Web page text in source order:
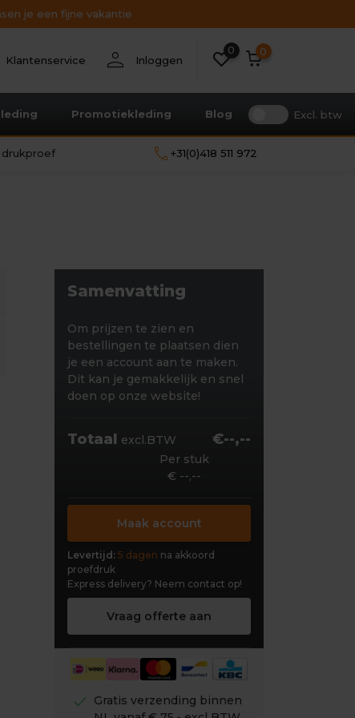
je een fijne vakantie
Klantenservice person Inloggen
0 0
Promotiekleding Blog Excl. btw
drukproef call +31(0)418 511 972
Samenvatting
Om prijzen te zien en
bestellingen te plaatsen dien
je een account aan te maken.
Dit kan je gemakkelijk en snel
doen op onze website!
Totaal excl.BTW €--,--
Per stuk
€ --,--
Maak account
Levertijd: 5 dagen na akkoord
proefdruk
Express delivery? Neem contact op!
Vraag offerte aan
check
Gratis verzending binnen